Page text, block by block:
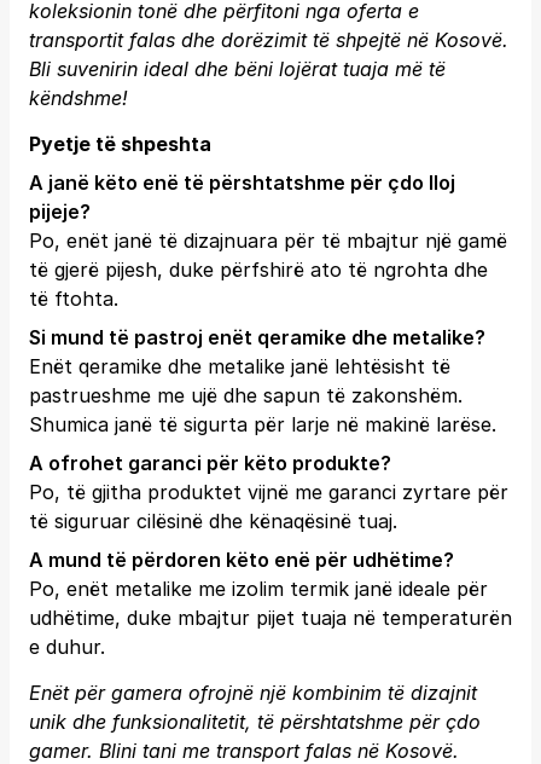
koleksionin tonë dhe përfitoni nga oferta e
transportit falas dhe dorëzimit të shpejtë në Kosovë.
Bli suvenirin ideal dhe bëni lojërat tuaja më të
këndshme!
Pyetje të shpeshta
A janë këto enë të përshtatshme për çdo lloj
pijeje?
Po, enët janë të dizajnuara për të mbajtur një gamë
të gjerë pijesh, duke përfshirë ato të ngrohta dhe
të ftohta.
Si mund të pastroj enët qeramike dhe metalike?
Enët qeramike dhe metalike janë lehtësisht të
pastrueshme me ujë dhe sapun të zakonshëm.
Shumica janë të sigurta për larje në makinë larëse.
A ofrohet garanci për këto produkte?
Po, të gjitha produktet vijnë me garanci zyrtare për
të siguruar cilësinë dhe kënaqësinë tuaj.
A mund të përdoren këto enë për udhëtime?
Po, enët metalike me izolim termik janë ideale për
udhëtime, duke mbajtur pijet tuaja në temperaturën
e duhur.
Enët për gamera ofrojnë një kombinim të dizajnit
unik dhe funksionalitetit, të përshtatshme për çdo
gamer. Blini tani me transport falas në Kosovë.